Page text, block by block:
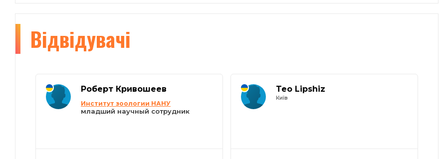
Відвідувачі
Роберт Кривошеев
Институт зоологии НАНУ
младший научный сотрудник
Teo Lipshiz
Київ